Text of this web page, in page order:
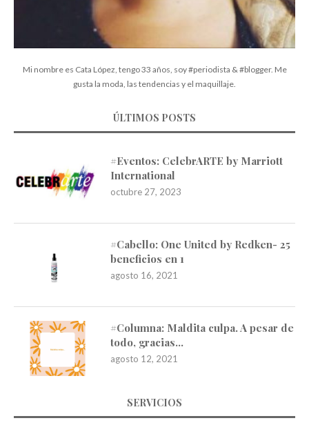
Mi nombre es Cata López, tengo 33 años, soy #periodista & #blogger. Me
gusta la moda, las tendencias y el maquillaje.
ÚLTIMOS POSTS
#Eventos: CelebrARTE by Marriott
International
octubre 27, 2023
#Cabello: One United by Redken- 25
beneficios en 1
agosto 16, 2021
#Columna: Maldita culpa. A pesar de
todo, gracias…
agosto 12, 2021
SERVICIOS